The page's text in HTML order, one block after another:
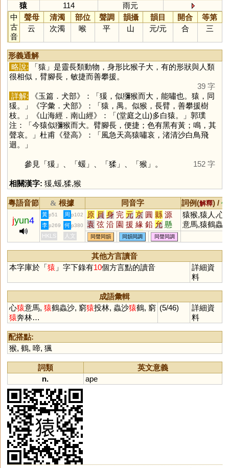
猿
114
雨元
中
古
音
聲母 清濁 部位 聲調 韻攝 韻目 開合
等第
云
次濁 喉 平 山 元/元 合 三
形義通解
略說: 「 猿 」是靈長類動物，身形比猴子大，有的形狀與人類
很相似，臂腳長，敏捷而善攀援。
39 字
詳解: 《玉篇．犬部》：「猨，似獼猴而大，能嘯也。猿，同
猨。」《字彙．犬部》：「猿，禺。似猴，長臂，善攀援樹
枝。」《山海經．南山經》：「(堂庭之山)多白猿。」郭璞
注：「今猿似獼猴而大。臂腳長，便捷；色有黑有黃；鳴，其
聲哀。」杜甫《登高》：「風急天高猿嘯哀，渚清沙白鳥飛
迴。」
參見「 猨 」、「 蝯」、「 猱」、「 猴」。 152 字
相關漢字: 猨,蝯,猱,猴
粵語音節 & 根據 同音字 詞例(解釋) /
jyun4
黃 p51 周 p102 原 員 身 完 元 京 圓 縣 源
袁 弦 沿 園 援 緣 鉛 允 懸
烷 玄 丸 圜 眩 沅 媛 芫 紈
炫 轅 爰 隕 椽 黿 鳶 洹 刓
湲 螈 猨 邍 邧 櫞 壖 羱 蝯
蝝 榬 楥 嫄 鈆 堧 玆 捖 盷
杬 蚖 媴 笎 褑 鶢 鎱
榞 玹 豲 妶 溒 妧 撋 忨 犉
獂 抏 岏 伭 芄 騵 汍
猿猴,猿人,心
意馬,猿鶴蟲
李 p269 何 p380
HKLS 人文 同聲同韻 同韻同調 同聲同調
其他方言讀音
本字庫於「猿 」字下錄有10個方言點的讀音
詳細資
料
成語彙輯
心猿意馬, 猿鶴蟲沙, 窮猿投林, 蟲沙猿鶴, 窮
猿奔林…
(5/46)
詳細資
料
配搭點:
猴, 鶴, 啼, 猦
詞類
英文意義
n.
ape